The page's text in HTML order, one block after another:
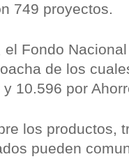
749 proyectos.
Fondo
de los
10.596 por
los productos,
pueden